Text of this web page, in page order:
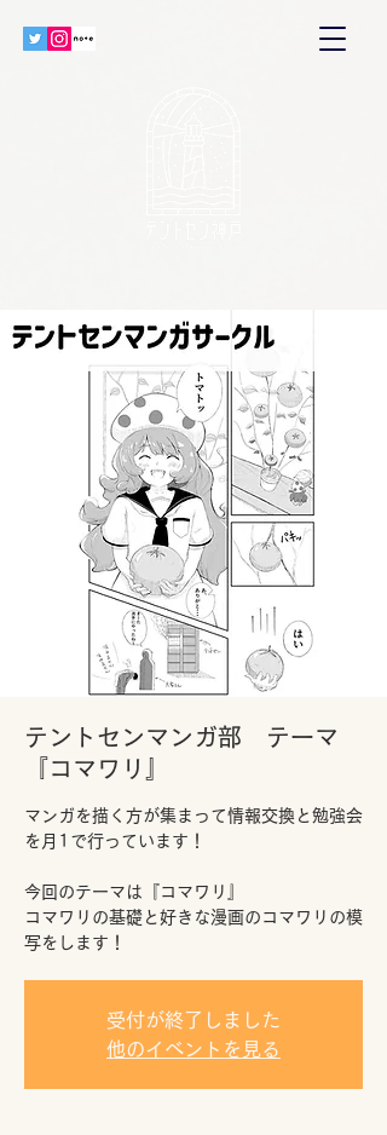
テントセンマンガ部 テーマ
『コマワリ』
マンガを描く方が集まって情報交換と勉強会
を月1で行っています！
今回のテーマは『コマワリ』
コマワリの基礎と好きな漫画のコマワリの模
写をします！
受付が終了しました
他のイベントを見る